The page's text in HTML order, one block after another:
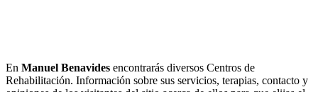
En Manuel Benavides encontrarás diversos Centros de
Rehabilitación. Información sobre sus servicios, terapias, contacto y